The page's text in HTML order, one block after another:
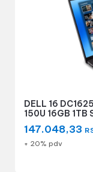
DELL 16
150U 16GB 1TB
147.048,33
+ 20% pdv